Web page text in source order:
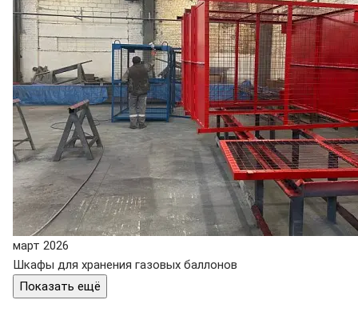
март 2026
Шкафы для хранения газовых баллонов
Показать ещё